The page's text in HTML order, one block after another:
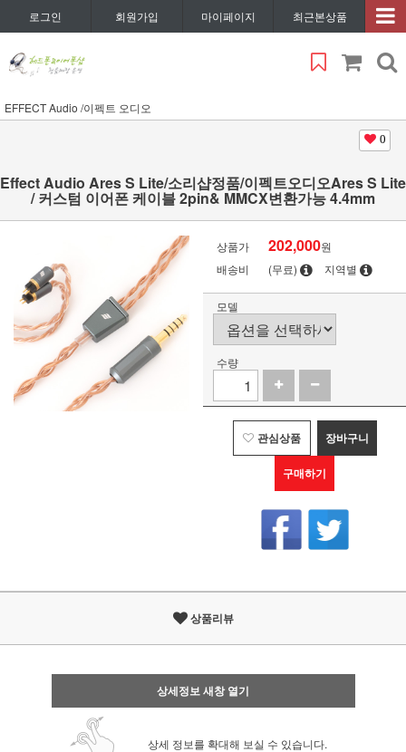
로그인 회원가입 마이페이지 최근본상품
EFFECT Audio /이펙트 오디오
0
Effect Audio Ares S Lite/소리샵정품/이펙트오디오Ares S Lite
/ 커스텀 이어폰 케이블 2pin& MMCX변환가능 4.4mm
상품가 202,000원
배송비
(무료) 지역별
모델
수량
관심상품 장바구니
구매하기
상품리뷰
상세정보 새창 열기
상세 정보를 확대해 보실 수 있습니다.